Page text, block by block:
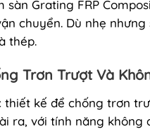
Grating FRP
chuyển. Dù nhẹ
thép.
Trơn Trượt Và
kế để chống trơn
ra, với tính năng không